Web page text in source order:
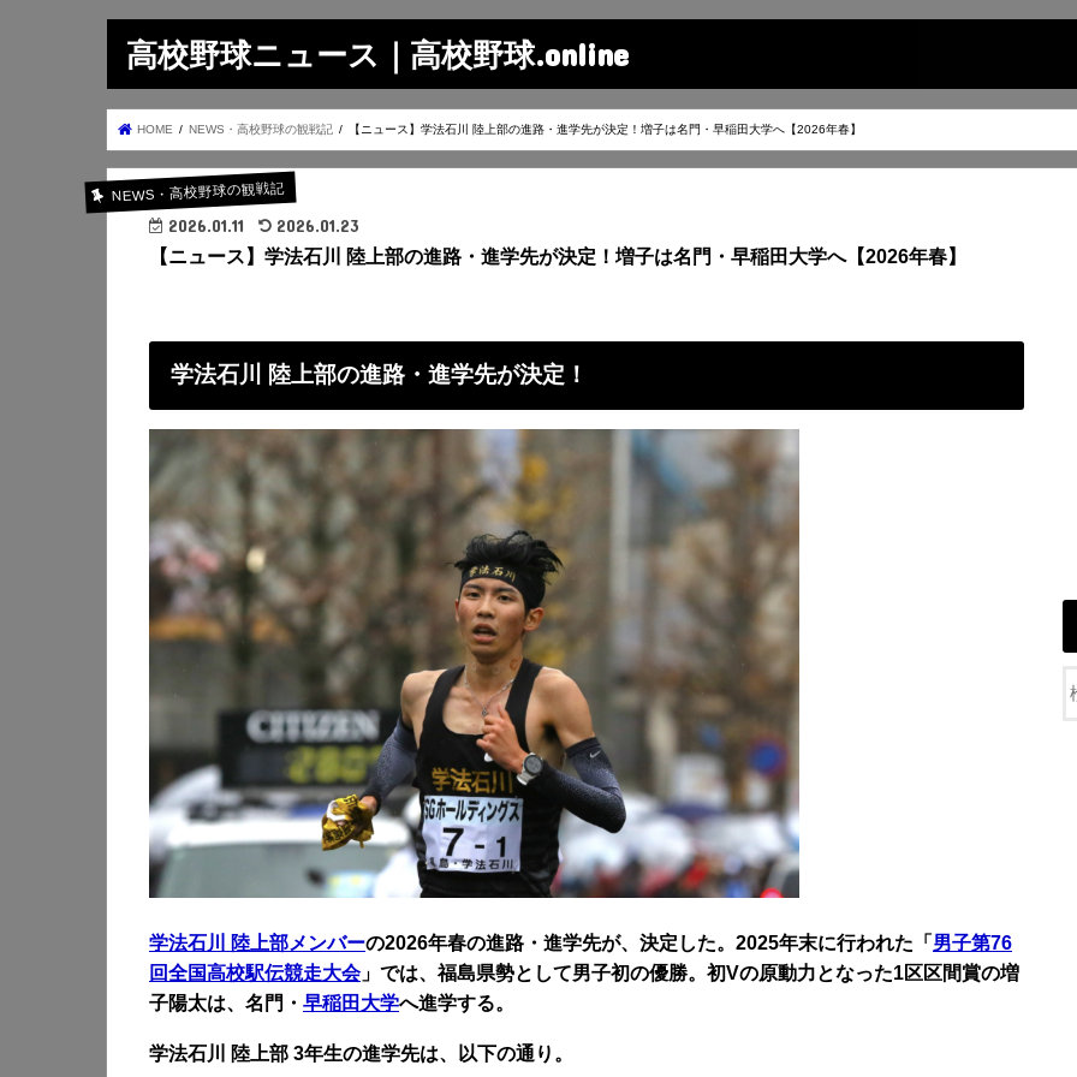
高校野球ニュース｜高校野球.online
HOME NEWS・高校野球の観戦記 【ニュース】学法石川 陸上部の進路・進学先が決定！増子は名門・早稲田大学へ【2026年春】
NEWS・高校野球の観戦記
2026.01.11 2026.01.23
【ニュース】学法石川 陸上部の進路・進学先が決定！増子は名門・早稲田大学へ【2026年春】
学法石川 陸上部の進路・進学先が決定！
学法石川 陸上部メンバーの2026年春の進路・進学先が、決定した。2025年末に行われた「 男子第76
回全国高校駅伝競走大会」では、福島県勢として男子初の優勝。初Vの原動力となった1区区間賞の増
子陽太は、名門・ 早稲田大学へ進学する。
学法石川 陸上部 3年生の進学先は、以下の通り。